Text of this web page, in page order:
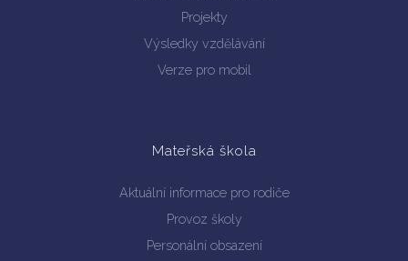
Projekty
Výsledky vzdělávání
Verze pro mobil
Mateřská škola
Aktuální informace pro rodiče
Provoz školy
Personální obsazení